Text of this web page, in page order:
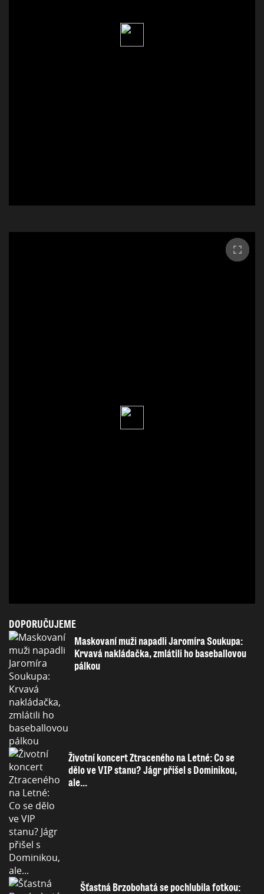
DOPORUČUJEME
Maskovaní muži napadli Jaromíra Soukupa:
Krvavá nakládačka, zmlátili ho baseballovou
pálkou
Životní koncert Ztraceného na Letné: Co se
dělo ve VIP stanu? Jágr přišel s Dominikou,
ale...
Šťastná Brzobohatá se pochlubila fotkou: